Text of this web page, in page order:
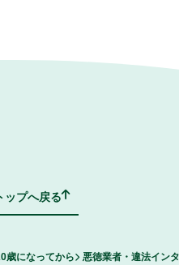
ップへ戻る
歳になってから 悪徳業者・違法イン